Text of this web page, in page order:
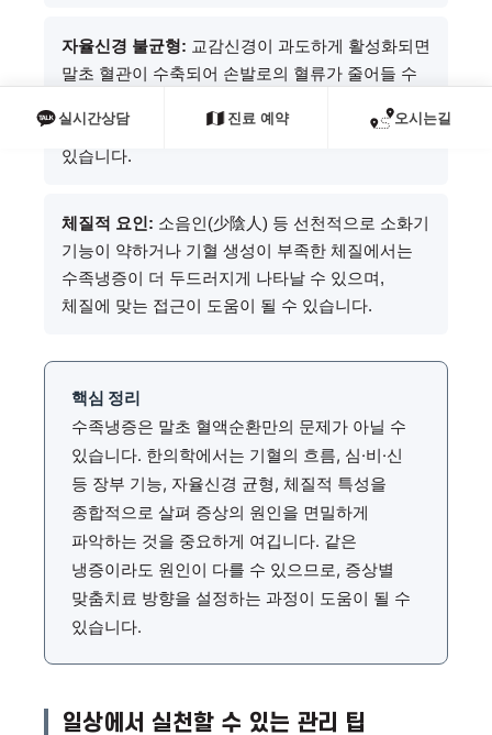
실시간상담 진료 예약 오시는길
자율신경 불균형: 교감신경이 과도하게 활성화되면
말초 혈관이 수축되어 손발로의 혈류가 줄어들 수
이러한 불균형이 심화될 수 있다고 알려져
있습니다.
체질적 요인: 소음인(少陰人) 등 선천적으로 소화기
기능이 약하거나 기혈 생성이 부족한 체질에서는
수족냉증이 더 두드러지게 나타날 수 있으며,
체질에 맞는 접근이 도움이 될 수 있습니다.
핵심 정리
수족냉증은 말초 혈액순환만의 문제가 아닐 수
있습니다. 한의학에서는 기혈의 흐름, 심·비·신
등 장부 기능, 자율신경 균형, 체질적 특성을
종합적으로 살펴 증상의 원인을 면밀하게
파악하는 것을 중요하게 여깁니다. 같은
냉증이라도 원인이 다를 수 있으므로, 증상별
맞춤치료 방향을 설정하는 과정이 도움이 될 수
있습니다.
일상에서 실천할 수 있는 관리 팁